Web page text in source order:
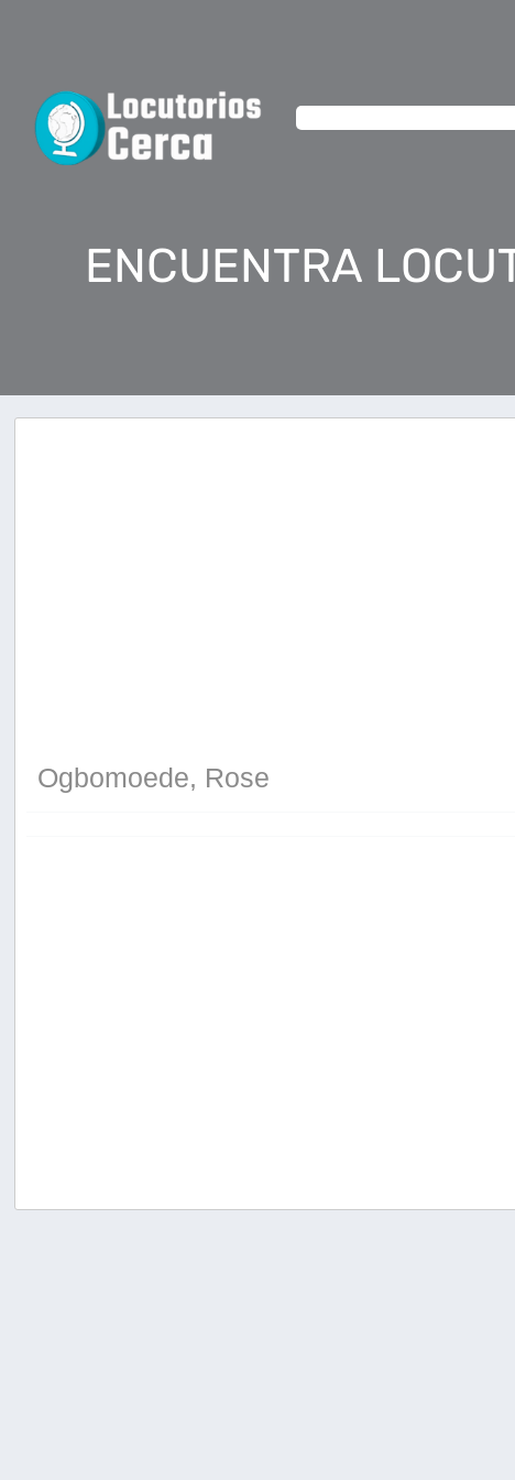
ENCUENTRA
Ogbomoede, Rose